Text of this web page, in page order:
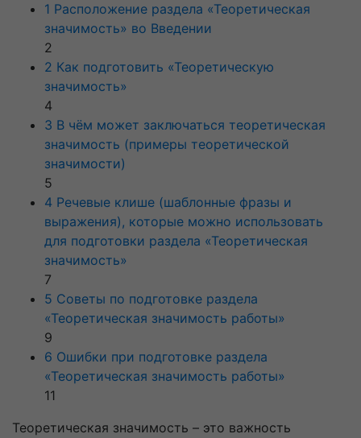
1 Расположение раздела «Теоретическая
значимость» во Введении
2
2 Как подготовить «Теоретическую
значимость»
4
3 В чём может заключаться теоретическая
значимость (примеры теоретической
значимости)
5
4 Речевые клише (шаблонные фразы и
выражения), которые можно использовать
для подготовки раздела «Теоретическая
значимость»
7
5 Советы по подготовке раздела
«Теоретическая значимость работы»
9
6 Ошибки при подготовке раздела
«Теоретическая значимость работы»
11
Теоретическая значимость – это важность